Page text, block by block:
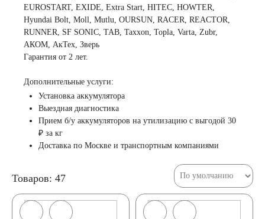
43 А/ч 44 А/ч
45 А/ч
48 А/ч 50 А/ч
52 А/ч
54 А/ч 55 А/ч
59 А/ч
EUROSTART, EXIDE, Extra Start, HITEC, HOWTER,
Hyundai Bolt, Moll, Mutlu, OURSUN, RACER, REACTOR,
RUNNER, SF SONIC, TAB, Taxxon, Topla, Varta, Zubr,
АКОМ, АкТех, Зверь
Гарантия от 2 лет.
Дополнительные услуги:
Установка аккумулятора
Выездная диагностика
Прием б/у аккумуляторов на утилизацию с выгодой 30
₽ за кг
Доставка по Москве и транспортным компаниями
Товаров: 47